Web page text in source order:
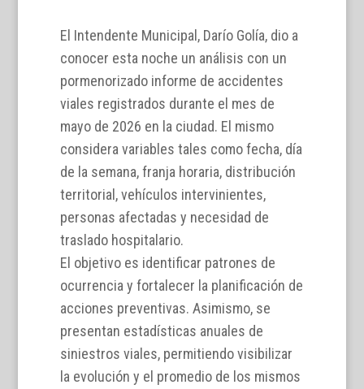
El Intendente Municipal, Darío Golía, dio a
conocer esta noche un análisis con un
pormenorizado informe de accidentes
viales registrados durante el mes de
mayo de 2026 en la ciudad. El mismo
considera variables tales como fecha, día
de la semana, franja horaria, distribución
territorial, vehículos intervinientes,
personas afectadas y necesidad de
traslado hospitalario.
El objetivo es identificar patrones de
ocurrencia y fortalecer la planificación de
acciones preventivas. Asimismo, se
presentan estadísticas anuales de
siniestros viales, permitiendo visibilizar
la evolución y el promedio de los mismos